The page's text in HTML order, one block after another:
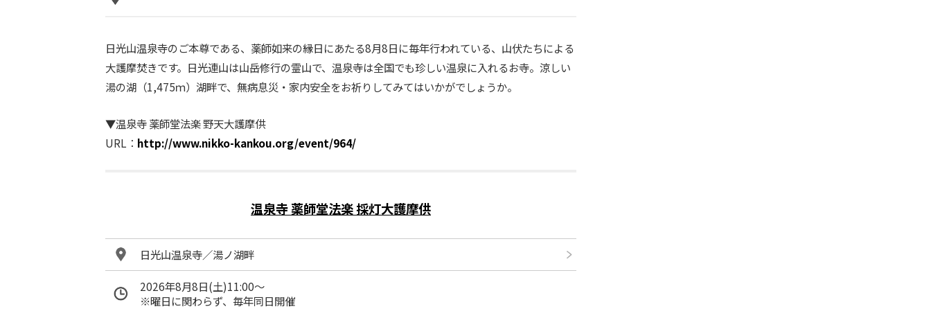
日光山温泉寺のご本尊である、薬師如来の縁日にあたる8月8日に毎年行われている、山伏たちによる
大護摩焚きです。日光連山は山岳修行の霊山で、温泉寺は全国でも珍しい温泉に入れるお寺。涼しい
湯の湖（1,475ｍ）湖畔で、無病息災・家内安全をお祈りしてみてはいかがでしょうか。
▼温泉寺 薬師堂法楽 野天大護摩供
URL： http://www.nikko-kankou.org/event/964/
温泉寺 薬師堂法楽 採灯大護摩供
日光山温泉寺／湯ノ湖畔
2026年8月8日(土)11:00～
※曜日に関わらず、毎年同日開催